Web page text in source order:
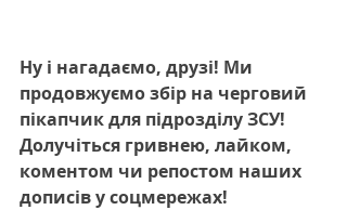
Ну і нагадаємо, друзі! Ми
продовжуємо збір на черговий
пікапчик для підрозділу ЗСУ!
Долучіться гривнею, лайком,
коментом чи репостом наших
дописів у соцмережах!